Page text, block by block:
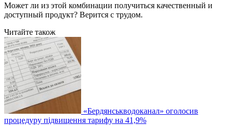
Может ли из этой комбинации получиться качественный и
доступный продукт? Верится с трудом.
Читайте також
«Бердянськводоканал» оголосив
процедуру підвищення тарифу на 41,9%